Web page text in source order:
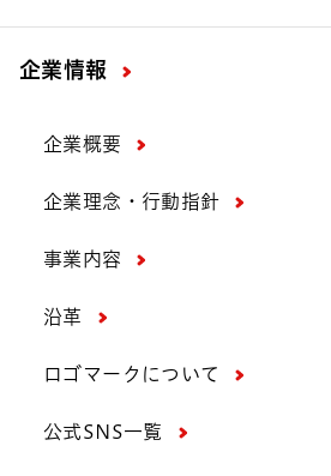
企業情報
企業概要
企業理念・行動指針
事業内容
沿革
ロゴマークについて
公式SNS一覧